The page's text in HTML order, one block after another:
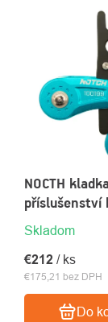
NOCTH
příslušenství
Skladom
€175,21 bez DPH
€212 / ks
Do